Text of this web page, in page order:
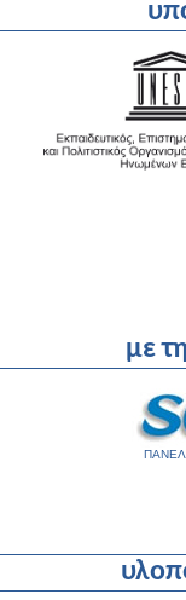
με